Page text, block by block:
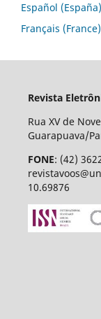
Español (España)
Français (France)
Revista
Rua XV de
Guarapuava/
FONE: (42)
10.69876